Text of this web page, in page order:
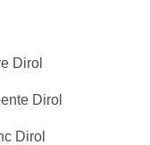
Dirol
Dirol
Dirol